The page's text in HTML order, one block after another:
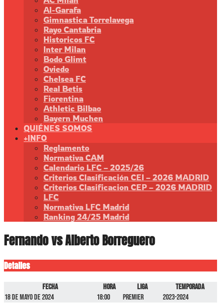
Al-Garafa
Gimnastica Torrelavega
Rayo Cantabria
Historicos FC
Inter Milan
Bodo Glimt
Oviedo
Chelsea FC
Real Betis
Fiorentina
Athletic Bilbao
Bayern Muchen
QUIÉNES SOMOS
+INFO
Reglamento
Normativa CAM
Calendario LFC – 2025/26
Criterios Clasificación CEI – 2026 MADRID
Criterios Clasificacion CEP – 2026 MADRID
LFC
Normativa LFC Madrid
Ranking 24/25 Madrid
Fernando vs Alberto Borreguero
Detalles
Fecha Hora Liga
Temporada
18 de mayo de 2024
18:00 Premier 2023-2024